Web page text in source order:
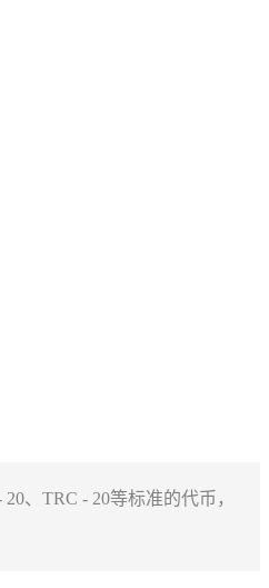
、TRC - 20等标准的代币，